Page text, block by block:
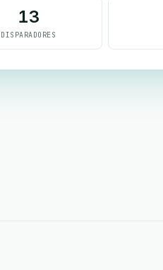
13
DISPARADORES